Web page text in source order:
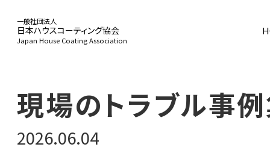
一般社団法人
日本ハウスコーティング協会
Japan House Coating Association
現場のトラブル事
2026.06.04